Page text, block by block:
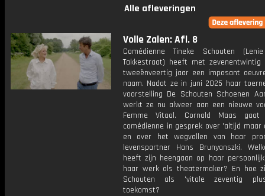
Alle afleveringen
Volle Zalen: Afl. 8
Comédienne Tineke Schouten
Takkestraat) heeft met
tweeënveertig jaar een imposant
naam. Nadat ze in juni 2025 haar
voorstelling De Schouten Schoenen
werkt ze nu alweer aan een nieuwe
Femme Vitaal. Cornald Maas
comédienne in gesprek over 'altijd maar
en over het wegvallen van haar
levenspartner Hans Brunyanszki.
heeft zijn heengaan op haar
haar werk als theatermaker? En hoe
Schouten als 'vitale zeventig
toekomst?